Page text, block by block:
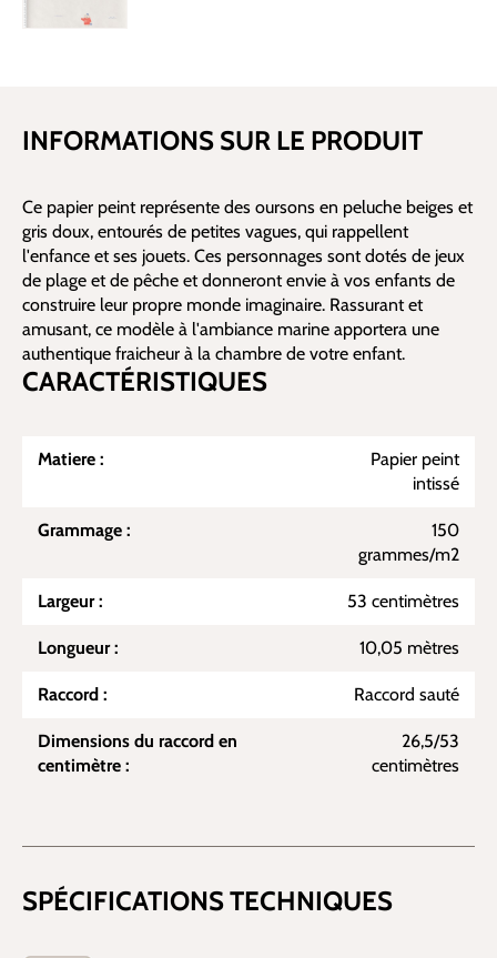
INFORMATIONS SUR LE PRODUIT
Ce papier peint représente des oursons en peluche beiges et
gris doux, entourés de petites vagues, qui rappellent
l'enfance et ses jouets. Ces personnages sont dotés de jeux
de plage et de pêche et donneront envie à vos enfants de
construire leur propre monde imaginaire. Rassurant et
amusant, ce modèle à l'ambiance marine apportera une
authentique fraicheur à la chambre de votre enfant.
CARACTÉRISTIQUES
Matiere :
Papier peint
intissé
Grammage :
150
grammes/m2
Largeur : 53 centimètres
Longueur : 10,05 mètres
Raccord : Raccord sauté
Dimensions du raccord en
centimètre :
26,5/53
centimètres
SPÉCIFICATIONS TECHNIQUES